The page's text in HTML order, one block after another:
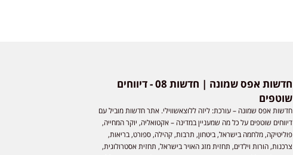
חדשות אפס שמונה | חדשות 08 - דיווחים
שוטפים
חדשות אפס שמונה – עורכת: ליזה ללוצאשווילי. אתר חדשות מוביל עם
דיווחים שוטפים על כל מה שמעניין במדינה – אקטואליה, יוקר המחייה,
פוליטיקה, מלחמה בישראל, ביטחון, תרבות, קהילה, ספורט, בריאות,
צרכנות, הורות וילדים, תחזית מזג האויר בישראל, תחזית אסטרולוגית,